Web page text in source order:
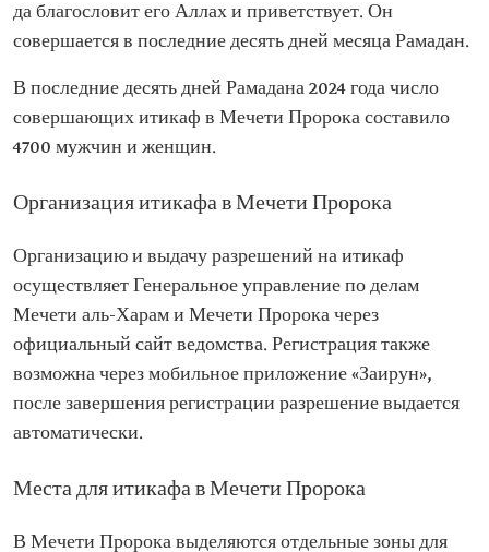
да благословит его Аллах и приветствует. Он
совершается в последние десять дней месяца Рамадан.
В последние десять дней Рамадана 2024 года число
совершающих итикаф в Мечети Пророка составило
4700 мужчин и женщин.
Организация итикафа в Мечети Пророка
Организацию и выдачу разрешений на итикаф
осуществляет Генеральное управление по делам
Мечети аль-Харам и Мечети Пророка через
официальный сайт ведомства. Регистрация также
возможна через мобильное приложение «Заирун»,
после завершения регистрации разрешение выдается
автоматически.
Места для итикафа в Мечети Пророка
В Мечети Пророка выделяются отдельные зоны для